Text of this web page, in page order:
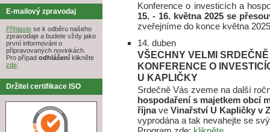
E-mailový zpravodaj
Přihlaste se k odběru našeho
zpravodaje a budete vždy jako
první informováni o
připravovaných novinkách.
Pro případ odhlášení klikněte
zde.
Držitel certifikace ISO
Konference o investicích a
15. - 16. května 2025 se
zveřejníme do konce května
14. duben
VŠECHNY VELMI
KONFERENCE O
U KAPLIČKY
Srdečně Vás zveme na další
hospodaření s majetkem obcí
říjnaveVinařství U Kapličky v
vyprodána a tak nevahejte se